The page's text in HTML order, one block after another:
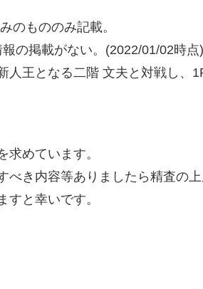
のもののみ記載。
報の掲載がない。(2022/01/02時点)
人王となる二階 文夫と対戦し、
めています。
き内容等ありましたら精査の
と幸いです。